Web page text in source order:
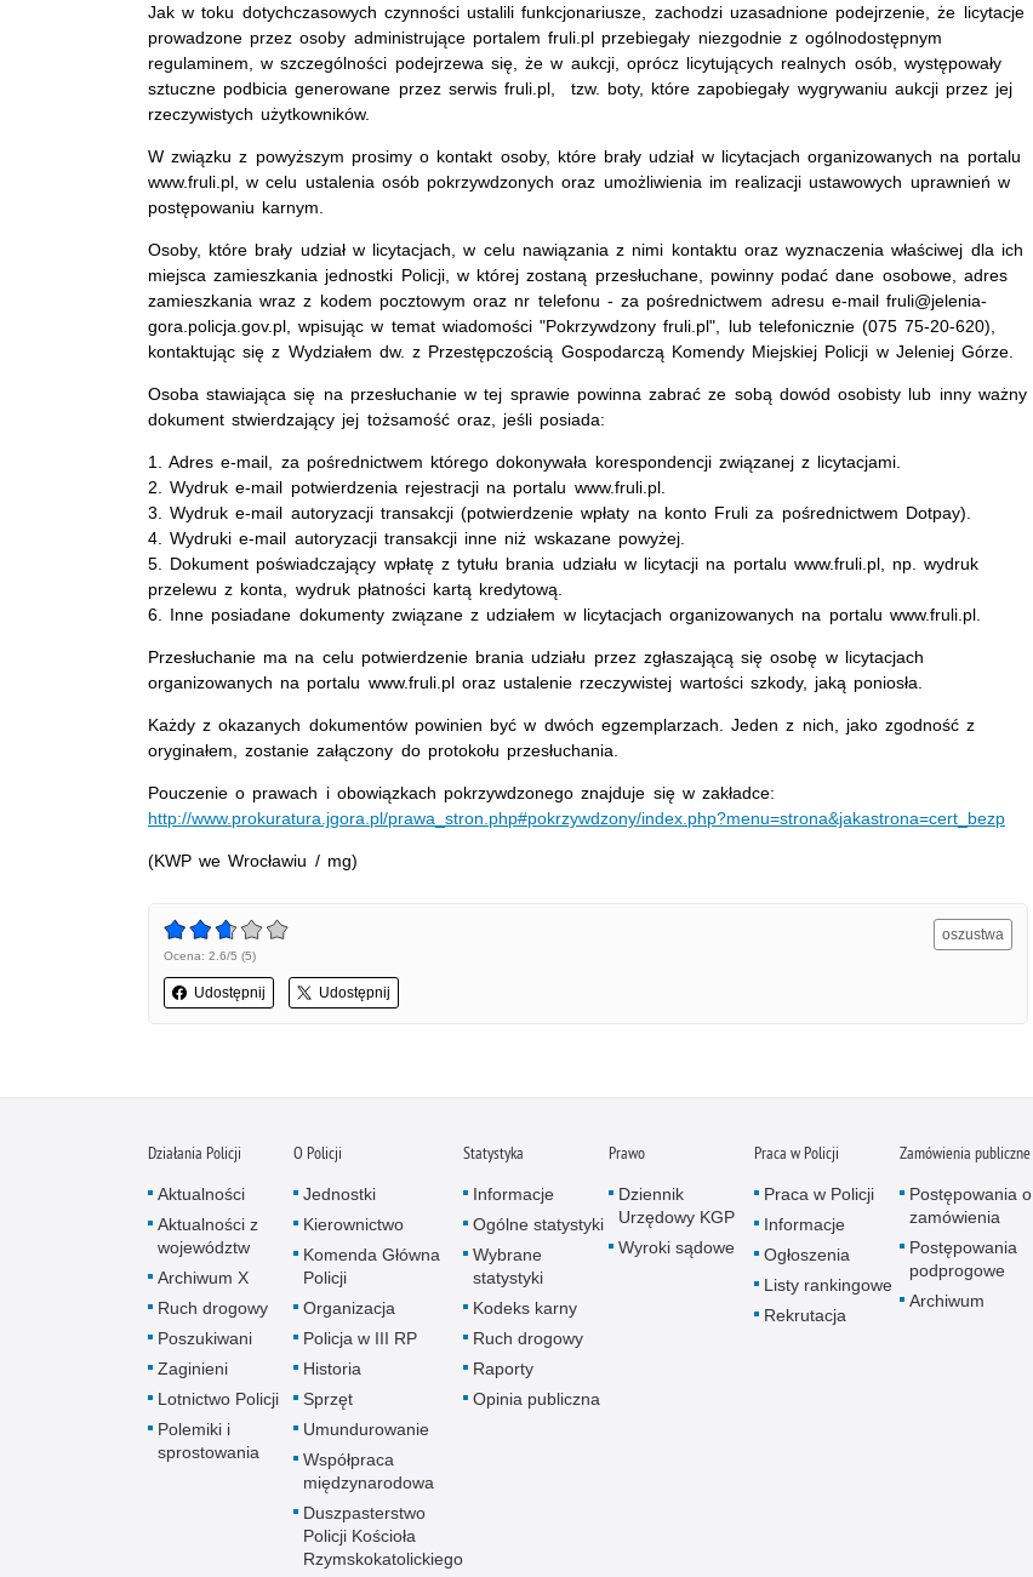
Jak w toku dotychczasowych czynności ustalili funkcjonariusze, zachodzi uzasadnione podejrzenie, że licytacje
prowadzone przez osoby administrujące portalem fruli.pl przebiegały niezgodnie z ogólnodostępnym
regulaminem, w szczególności podejrzewa się, że w aukcji, oprócz licytujących realnych osób, występowały
sztuczne podbicia generowane przez serwis fruli.pl, tzw. boty, które zapobiegały wygrywaniu aukcji przez jej
rzeczywistych użytkowników.
W związku z powyższym prosimy o kontakt osoby, które brały udział w licytacjach organizowanych na portalu
www.fruli.pl, w celu ustalenia osób pokrzywdzonych oraz umożliwienia im realizacji ustawowych uprawnień w
postępowaniu karnym.
Osoby, które brały udział w licytacjach, w celu nawiązania z nimi kontaktu oraz wyznaczenia właściwej dla ich
miejsca zamieszkania jednostki Policji, w której zostaną przesłuchane, powinny podać dane osobowe, adres
zamieszkania wraz z kodem pocztowym oraz nr telefonu - za pośrednictwem adresu e-mail fruli@jelenia-
gora.policja.gov.pl, wpisując w temat wiadomości "Pokrzywdzony fruli.pl", lub telefonicznie (075 75-20-620),
kontaktując się z Wydziałem dw. z Przestępczością Gospodarczą Komendy Miejskiej Policji w Jeleniej Górze.
Osoba stawiająca się na przesłuchanie w tej sprawie powinna zabrać ze sobą dowód osobisty lub inny ważny
dokument stwierdzający jej tożsamość oraz, jeśli posiada:
1. Adres e-mail, za pośrednictwem którego dokonywała korespondencji związanej z licytacjami.
2. Wydruk e-mail potwierdzenia rejestracji na portalu www.fruli.pl.
3. Wydruk e-mail autoryzacji transakcji (potwierdzenie wpłaty na konto Fruli za pośrednictwem Dotpay).
4. Wydruki e-mail autoryzacji transakcji inne niż wskazane powyżej.
5. Dokument poświadczający wpłatę z tytułu brania udziału w licytacji na portalu www.fruli.pl, np. wydruk
przelewu z konta, wydruk płatności kartą kredytową.
6. Inne posiadane dokumenty związane z udziałem w licytacjach organizowanych na portalu www.fruli.pl.
Przesłuchanie ma na celu potwierdzenie brania udziału przez zgłaszającą się osobę w licytacjach
organizowanych na portalu www.fruli.pl oraz ustalenie rzeczywistej wartości szkody, jaką poniosła.
Każdy z okazanych dokumentów powinien być w dwóch egzemplarzach. Jeden z nich, jako zgodność z
oryginałem, zostanie załączony do protokołu przesłuchania.
Pouczenie o prawach i obowiązkach pokrzywdzonego znajduje się w zakładce:
http://www.prokuratura.jgora.pl/prawa_stron.php#pokrzywdzony/index.php?menu=strona&jakastrona=cert_bezp
(KWP we Wrocławiu / mg)
Ocena: 2.6/5 (5)
Udostępnij Udostępnij
oszustwa
Działania Policji
Aktualności
Aktualności z
województw
Archiwum X
Ruch drogowy
Poszukiwani
Zaginieni
Lotnictwo Policji
Polemiki i
sprostowania
O Policji
Jednostki
Kierownictwo
Komenda Główna
Policji
Organizacja
Policja w III RP
Historia
Sprzęt
Umundurowanie
Współpraca
międzynarodowa
Duszpasterstwo
Policji Kościoła
Rzymskokatolickiego
Statystyka
Informacje
Ogólne statystyki
Wybrane
statystyki
Kodeks karny
Ruch drogowy
Raporty
Opinia publiczna
Prawo
Dziennik
Urzędowy KGP
Wyroki sądowe
Praca w Policji
Praca w Policji
Informacje
Ogłoszenia
Listy rankingowe
Rekrutacja
Zamówienia publiczne
Postępowania o
zamówienia
Postępowania
podprogowe
Archiwum